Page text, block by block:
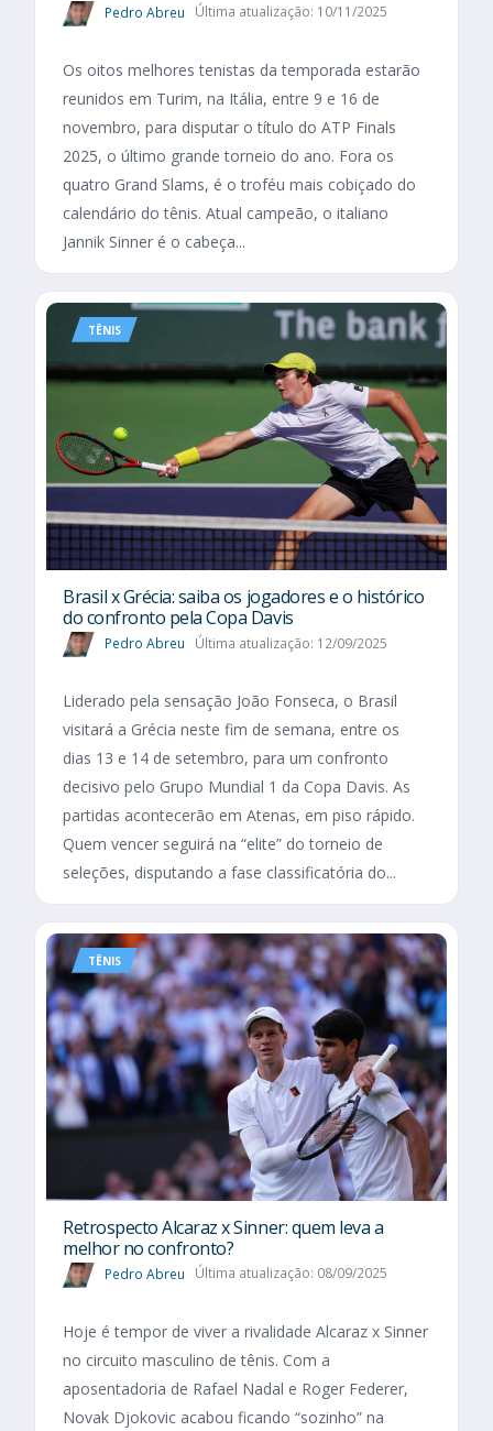
Pedro Abreu Última atualização: 10/11/2025
Os oitos melhores tenistas da temporada estarão
reunidos em Turim, na Itália, entre 9 e 16 de
novembro, para disputar o título do ATP Finals
2025, o último grande torneio do ano. Fora os
quatro Grand Slams, é o troféu mais cobiçado do
calendário do tênis. Atual campeão, o italiano
Jannik Sinner é o cabeça...
TÊNIS
Brasil x Grécia: saiba os jogadores e o histórico
do confronto pela Copa Davis
Pedro Abreu Última atualização: 12/09/2025
Liderado pela sensação João Fonseca, o Brasil
visitará a Grécia neste fim de semana, entre os
dias 13 e 14 de setembro, para um confronto
decisivo pelo Grupo Mundial 1 da Copa Davis. As
partidas acontecerão em Atenas, em piso rápido.
Quem vencer seguirá na “elite” do torneio de
seleções, disputando a fase classificatória do...
TÊNIS
Retrospecto Alcaraz x Sinner: quem leva a
melhor no confronto?
Pedro Abreu Última atualização: 08/09/2025
Hoje é tempor de viver a rivalidade Alcaraz x Sinner
no circuito masculino de tênis. Com a
aposentadoria de Rafael Nadal e Roger Federer,
Novak Djokovic acabou ficando “sozinho” na